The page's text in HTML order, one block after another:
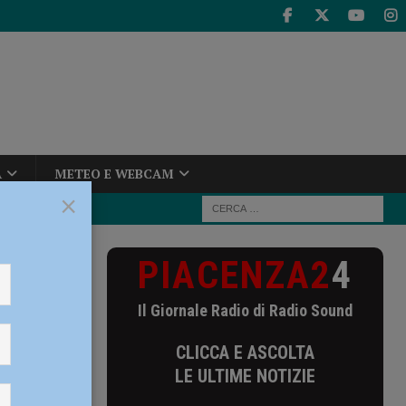
METEO E WEBCAM
per dieci
PIACENZA24
Il Giornale Radio di Radio Sound
CLICCA E ASCOLTA
LE ULTIME NOTIZIE
×